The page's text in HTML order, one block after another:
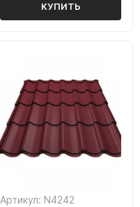
КУПИТЬ
Артикул: N4242